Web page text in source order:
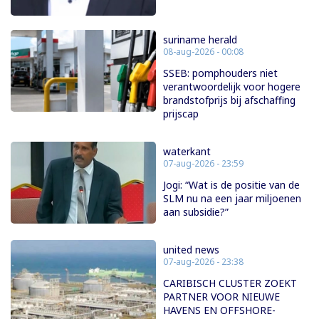
suriname herald
08-aug-2026 - 00:08
SSEB: pomphouders niet
verantwoordelijk voor hogere
brandstofprijs bij afschaffing
prijscap
waterkant
07-aug-2026 - 23:59
Jogi: “Wat is de positie van de
SLM nu na een jaar miljoenen
aan subsidie?”
united news
07-aug-2026 - 23:38
CARIBISCH CLUSTER ZOEKT
PARTNER VOOR NIEUWE
HAVENS EN OFFSHORE-